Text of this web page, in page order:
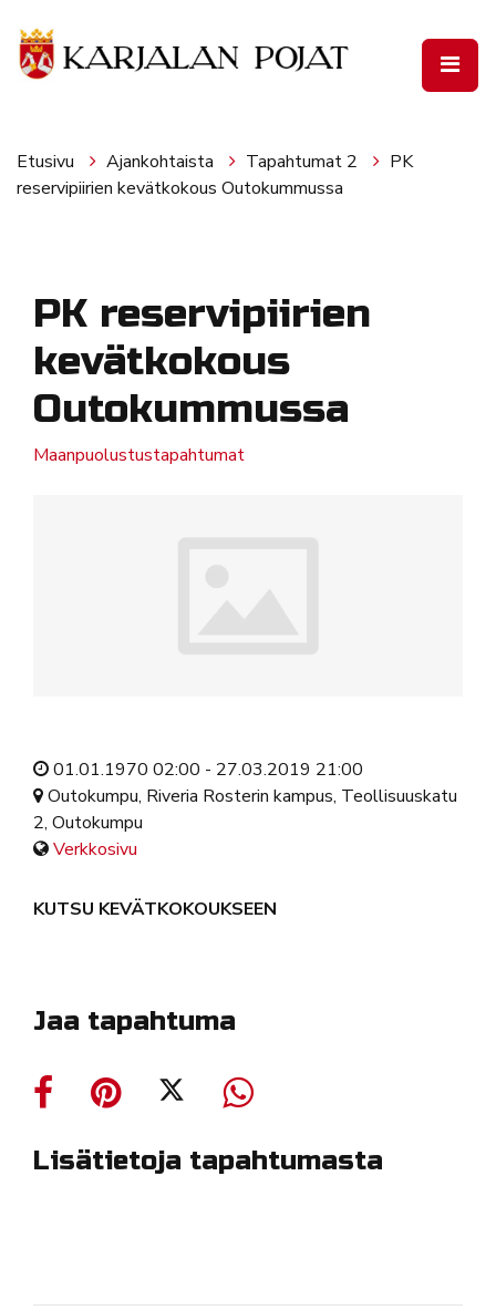
Etusivu Ajankohtaista Tapahtumat 2
PK
reservipiirien kevätkokous Outokummussa
PK reservipiirien
kevätkokous
Outokummussa
Maanpuolustustapahtumat
01.01.1970 02:00 - 27.03.2019 21:00
Outokumpu, Riveria Rosterin kampus, Teollisuuskatu
2, Outokumpu
Verkkosivu
KUTSU KEVÄTKOKOUKSEEN
Jaa tapahtuma
Lisätietoja tapahtumasta